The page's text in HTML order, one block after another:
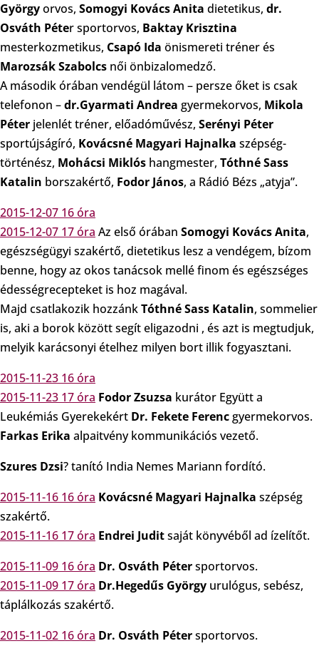
Györgyorvos, Somogyi Kovács Anita dietetikus, dr.
Osváth Péter sportorvos, Baktay Krisztina
mesterkozmetikus, Csapó Ida önismereti tréner és
Marozsák Szabolcs női önbizalomedző.
A második órában vendégül látom – persze őket is csak
telefonon –dr.Gyarmati Andrea gyermekorvos, Mikola
Péter jelenlét tréner, előadóművész, Serényi Péter
sportújságíró, Kovácsné Magyari Hajnalka szépség-
történész, Mohácsi Miklós hangmester, Tóthné Sass
Katalin borszakértő, Fodor János, a Rádió Bézs „atyja”.
2015-12-07 16 óra
2015-12-07 17 óra Az első órában Somogyi Kovács Anita,
egészségügyi szakértő, dietetikus lesz a vendégem, bízom
benne, hogy az okos tanácsok mellé finom és egészséges
édességrecepteket is hoz magával.
Majd csatlakozik hozzánkTóthné Sass Katalin, sommelier
is, aki a borok között segít eligazodni , és azt is megtudjuk,
melyik karácsonyi ételhez milyen bort illik fogyasztani.
2015-11-23 16 óra
2015-11-23 17 óra Fodor Zsuzsa kurátor Együtt a
Leukémiás Gyerekekért Dr. Fekete Ferencgyermekorvos.
Farkas Erika alpaitvény kommunikációs vezető.
Szures Dzsi? tanító India Nemes Mariann fordító.
2015-11-16 16 óra Kovácsné Magyari Hajnalka szépség
szakértő.
2015-11-16 17 óra Endrei Juditsaját könyvéből ad ízelítőt.
2015-11-09 16 óra Dr. Osváth Pétersportorvos.
2015-11-09 17 óra Dr.Hegedűs György urulógus, sebész,
táplálkozás szakértő.
2015-11-02 16 óra Dr. Osváth Pétersportorvos.